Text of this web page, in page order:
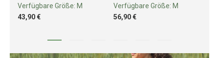
Verfügbare Größe: M
43,90 €
Verfügbare Größe: M
56,90 €